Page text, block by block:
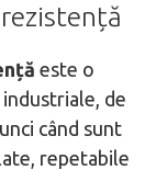
este o
de
când sunt
repetabile